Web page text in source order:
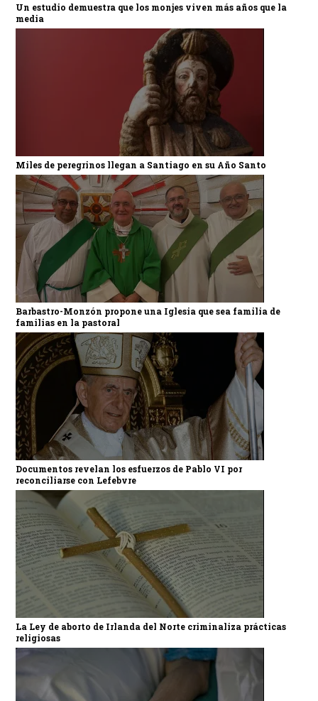
Un estudio demuestra que los monjes viven más años que la
media
Miles de peregrinos llegan a Santiago en su Año Santo
Barbastro-Monzón propone una Iglesia que sea familia de
familias en la pastoral
Documentos revelan los esfuerzos de Pablo VI por
reconciliarse con Lefebvre
La Ley de aborto de Irlanda del Norte criminaliza prácticas
religiosas